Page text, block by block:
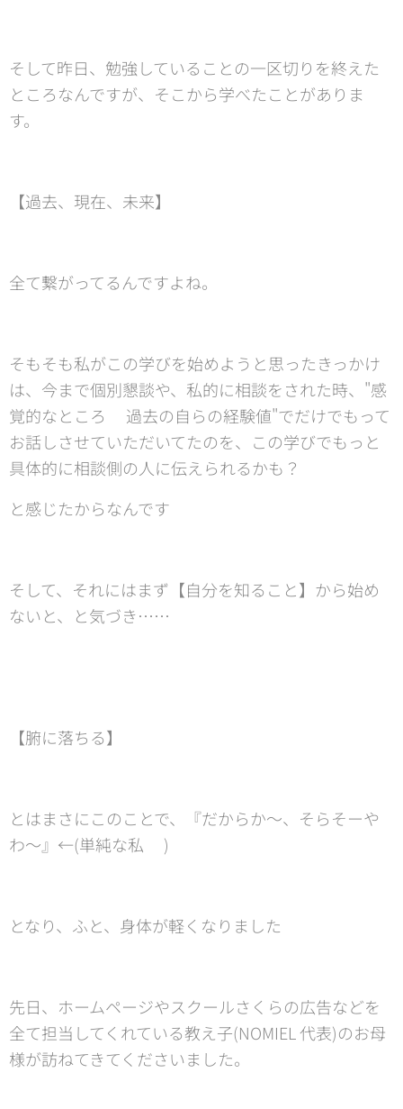
そして昨日、勉強していることの一区切りを終えた
ところなんですが、そこから学べたことがありま
す。
【過去、現在、未来】
全て繋がってるんですよね。
そもそも私がこの学びを始めようと思ったきっかけ
は、今まで個別懇談や、私的に相談をされた時、"感
覚的なところ➕過去の自らの経験値"でだけでもって
お話しさせていただいてたのを、この学びでもっと
具体的に相談側の人に伝えられるかも？
と感じたからなんです😊
そして、それにはまず【自分を知ること】から始め
ないと、と気づき……
【腑に落ちる】
とはまさにこのことで、『だからか〜、そらそーや
わ〜』←(単純な私✌️)
となり、ふと、身体が軽くなりました🤗
先日、ホームページやスクールさくらの広告などを
全て担当してくれている教え子(NOMIEL 代表)のお母
様が訪ねてきてくださいました。